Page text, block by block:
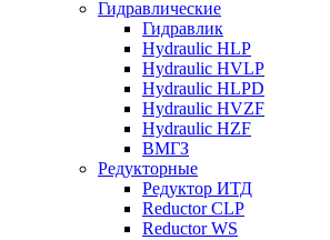
Гидравлические
Гидравлик
Hydraulic HLP
Hydraulic HVLP
Hydraulic HLPD
Hydraulic HVZF
Hydraulic HZF
ВМГЗ
Редукторные
Редуктор ИТД
Reductor CLP
Reductor WS